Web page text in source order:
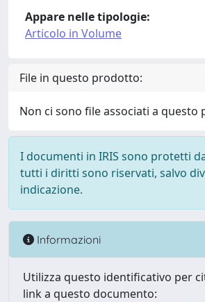
Appare nelle tipologie:
Articolo in Volume
File in questo prodotto:
Non ci sono file associati a questo
I documenti in IRIS sono protetti
tutti i diritti sono riservati, salvo
indicazione.
Informazioni
Utilizza questo identificativo per
link a questo documento: